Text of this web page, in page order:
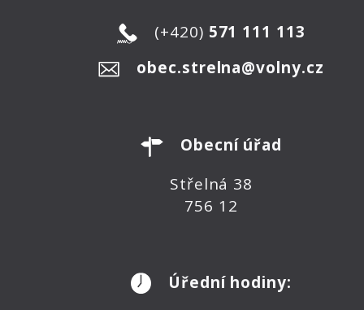
(+420) 571 111 113
obec.strelna@volny.cz
Obecní úřad
Střelná 38
756 12
Úřední hodiny: